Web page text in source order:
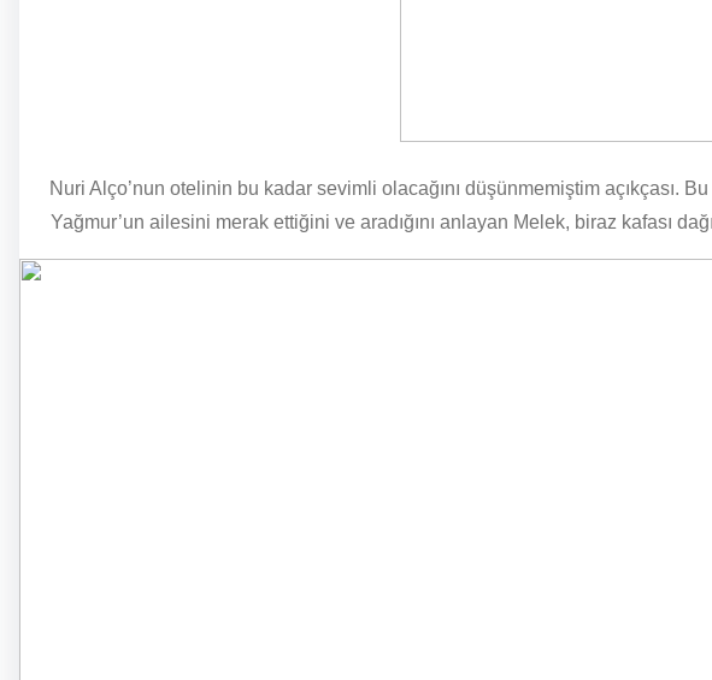
Nuri Alço’nun otelinin bu kadar sevimli olacağını düşünmemiştim açıkçası.
Yağmur’un ailesini merak ettiğini ve aradığını anlayan Melek, biraz kafası